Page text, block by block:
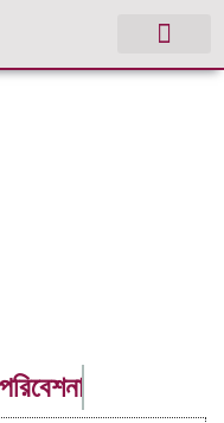
পরিবেশনা